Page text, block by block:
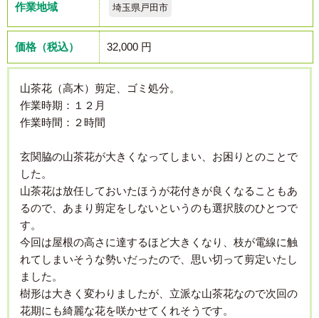
作業地域 埼玉県戸田市
価格（税込） 32,000 円
山茶花（高木）剪定、ゴミ処分。
作業時期：１２月
作業時間：２時間
玄関脇の山茶花が大きくなってしまい、お困りとのことで
した。
山茶花は放任しておいたほうが花付きが良くなることもあ
るので、あまり剪定をしないというのも選択肢のひとつで
す。
今回は屋根の高さに達するほど大きくなり、枝が電線に触
れてしまいそうな勢いだったので、思い切って剪定いたし
ました。
樹形は大きく変わりましたが、立派な山茶花なので次回の
花期にも綺麗な花を咲かせてくれそうです。